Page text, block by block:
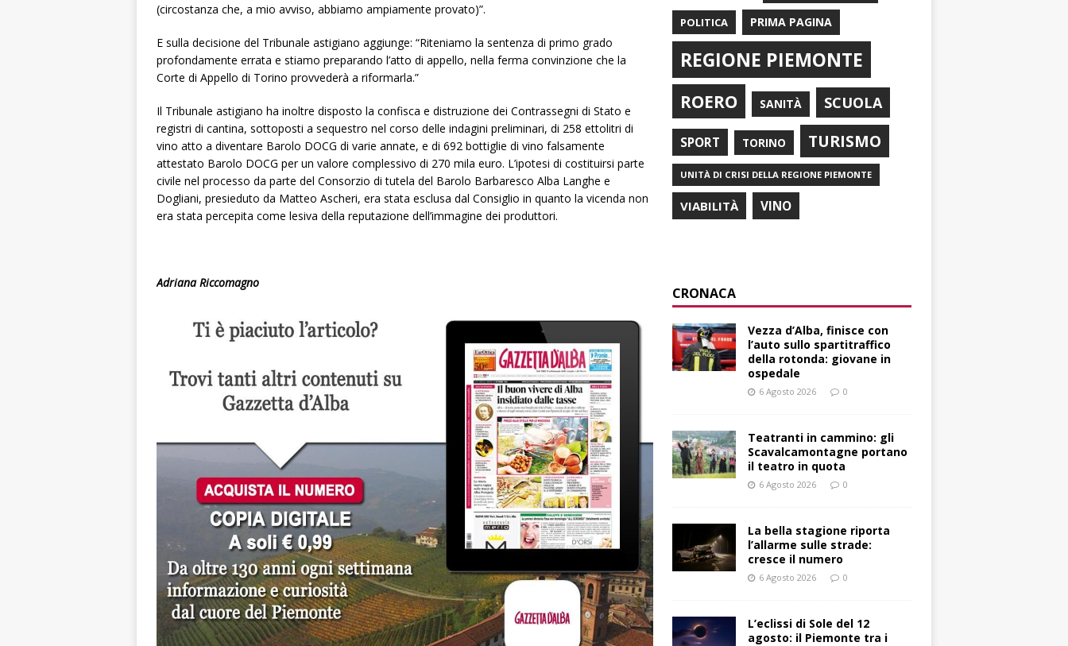
(circostanza che, a mio avviso, abbiamo ampiamente provato)”.
E sulla decisione del Tribunale astigiano aggiunge: “Riteniamo la sentenza di primo grado
profondamente errata e stiamo preparando l’atto di appello, nella ferma convinzione che la
Corte di Appello di Torino provvederà a riformarla.”
Il Tribunale astigiano ha inoltre disposto la confisca e distruzione dei Contrassegni di Stato e
registri di cantina, sottoposti a sequestro nel corso delle indagini preliminari, di 258 ettolitri di
vino atto a diventare Barolo DOCG di varie annate, e di 692 bottiglie di vino falsamente
attestato Barolo DOCG per un valore complessivo di 270 mila euro. L’ipotesi di costituirsi parte
civile nel processo da parte del Consorzio di tutela del Barolo Barbaresco Alba Langhe e
Dogliani, presieduto da Matteo Ascheri, era stata esclusa dal Consiglio in quanto la vicenda non
era stata percepita come lesiva della reputazione dell’immagine dei produttori.
Adriana Riccomagno
POLITICA PRIMA PAGINA
REGIONE PIEMONTE
ROERO SANITÀ SCUOLA
SPORT TORINO TURISMO
UNITÀ DI CRISI DELLA REGIONE PIEMONTE
VIABILITÀ VINO
CRONACA
Vezza d’Alba, finisce con
l’auto sullo spartitraffico
della rotonda: giovane in
ospedale
6 Agosto 2026 0
Teatranti in cammino: gli
Scavalcamontagne portano
il teatro in quota
6 Agosto 2026 0
La bella stagione riporta
l’allarme sulle strade:
cresce il numero
6 Agosto 2026 0
L’eclissi di Sole del 12
agosto: il Piemonte tra i